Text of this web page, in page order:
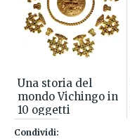
Una storia del
mondo Vichingo in
10 oggetti
straordinari
Condividi: